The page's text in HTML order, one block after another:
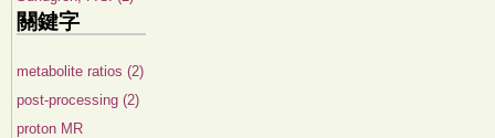
關鍵字
metabolite ratios (2)
post-processing (2)
proton MR